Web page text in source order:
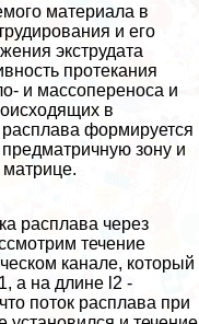
материала в
и его
экструдата
протекания
и массопереноса и
в
формируется
предматричную зону и
матрице.
расплава через
течение
канале, который
а на длине l2 -
поток расплава при